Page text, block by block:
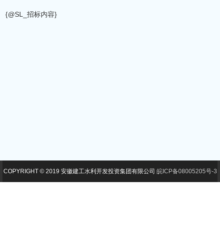
{@SL_招标内容}
COPYRIGHT © 2019 安徽建工水利开发投资集团有限公司 皖ICP备08005205号-3